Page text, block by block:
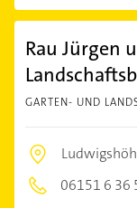
Rau Jürgen
GARTEN- UND
06151 6 36